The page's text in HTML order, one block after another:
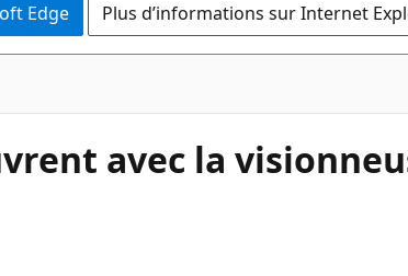
Edge Plus d’informations sur Internet
avec la